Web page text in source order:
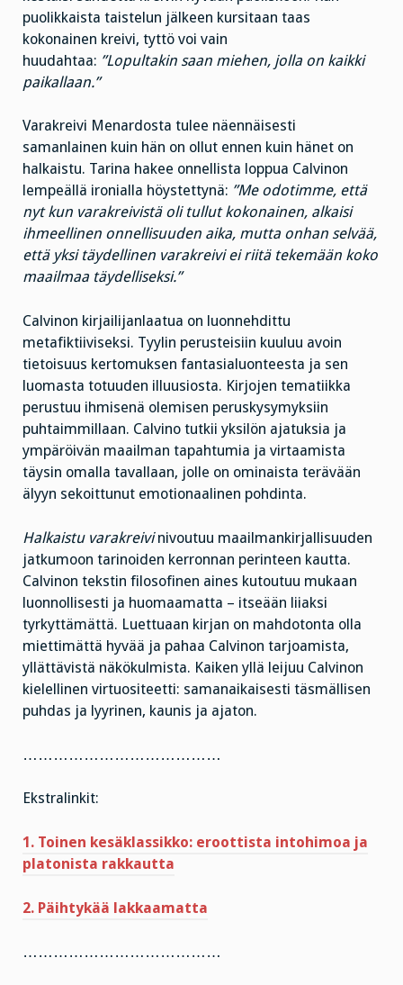
puolikkaista taistelun jälkeen kursitaan taas
kokonainen kreivi, tyttö voi vain
huudahtaa: ”Lopultakin saan miehen, jolla on kaikki
paikallaan.”
Varakreivi Menardosta tulee näennäisesti
samanlainen kuin hän on ollut ennen kuin hänet on
halkaistu. Tarina hakee onnellista loppua Calvinon
lempeällä ironialla höystettynä: ”Me odotimme, että
nyt kun varakreivistä oli tullut kokonainen, alkaisi
ihmeellinen onnellisuuden aika, mutta onhan selvää,
että yksi täydellinen varakreivi ei riitä tekemään koko
maailmaa täydelliseksi.”
Calvinon kirjailijanlaatua on luonnehdittu
metafiktiiviseksi. Tyylin perusteisiin kuuluu avoin
tietoisuus kertomuksen fantasialuonteesta ja sen
luomasta totuuden illuusiosta. Kirjojen tematiikka
perustuu ihmisenä olemisen peruskysymyksiin
puhtaimmillaan. Calvino tutkii yksilön ajatuksia ja
ympäröivän maailman tapahtumia ja virtaamista
täysin omalla tavallaan, jolle on ominaista terävään
älyyn sekoittunut emotionaalinen pohdinta.
Halkaistu varakreivinivoutuu maailmankirjallisuuden
jatkumoon tarinoiden kerronnan perinteen kautta.
Calvinon tekstin filosofinen aines kutoutuu mukaan
luonnollisesti ja huomaamatta – itseään liiaksi
tyrkyttämättä. Luettuaan kirjan on mahdotonta olla
miettimättä hyvää ja pahaa Calvinon tarjoamista,
yllättävistä näkökulmista. Kaiken yllä leijuu Calvinon
kielellinen virtuositeetti: samanaikaisesti täsmällisen
puhdas ja lyyrinen, kaunis ja ajaton.
…………………………………
Ekstralinkit:
1. Toinen kesäklassikko: eroottista intohimoa ja
platonista rakkautta
2. Päihtykää lakkaamatta
…………………………………